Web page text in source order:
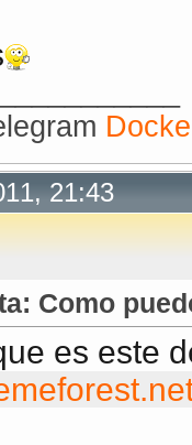
21:43
Como
es este